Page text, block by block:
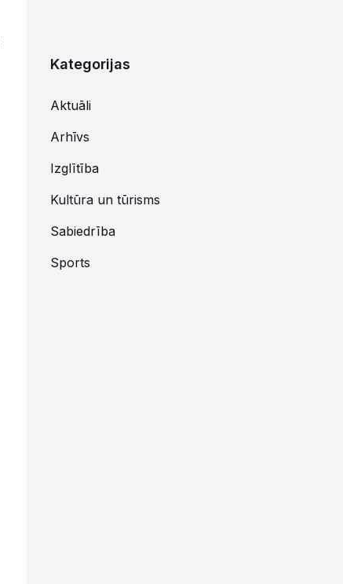
Kategorijas
Aktuāli
Arhīvs
Izglītība
Kultūra un tūrisms
Sabiedrība
Sports